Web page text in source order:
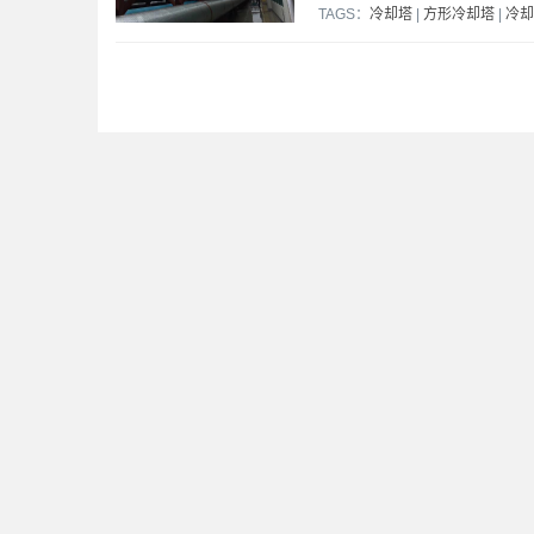
TAGS： 冷却塔 | 方形冷却塔 | 冷